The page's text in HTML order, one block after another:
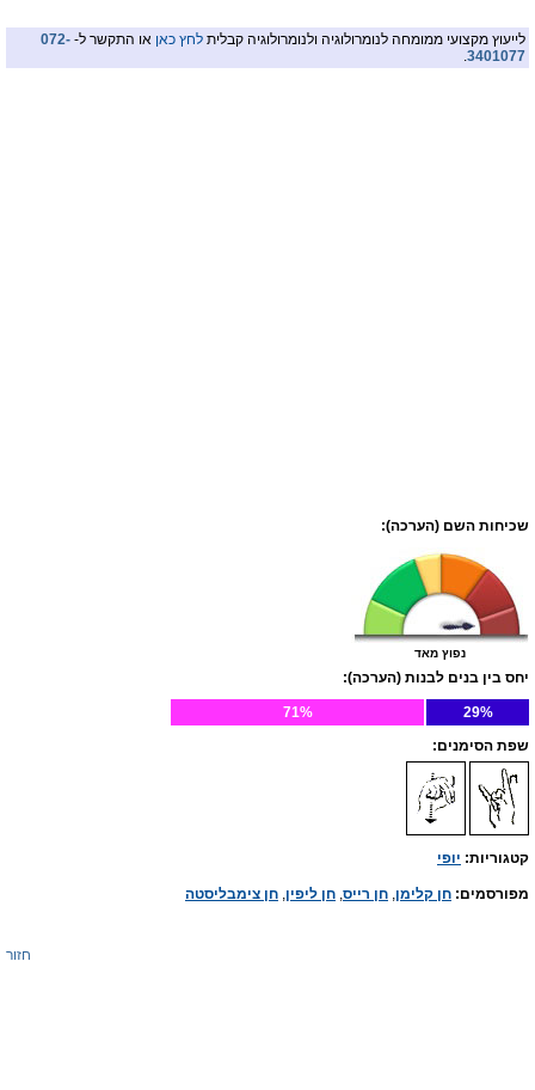
לייעוץ מקצועי ממומחה לנומרולוגיה ולנומרולוגיה קבלית לחץ כאן או התקשר ל- 072-
3401077
.
שכיחות השם (הערכה):
נפוץ מאד
יחס בין בנים לבנות (הערכה):
29%
71%
שפת הסימנים:
קטגוריות: יופי
מפורסמים: חן קלימן, חן רייס, חן ליפין, חן צימבליסטה
חזור